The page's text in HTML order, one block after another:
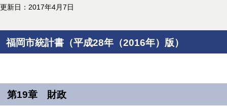
更新日：2017年4月7日
福岡市統計書（平成28年（2016年）版）
第19章 財政